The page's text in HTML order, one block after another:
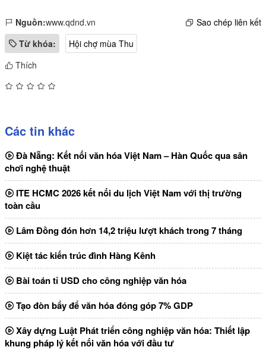
Nguồn:www.qdnd.vn
Sao chép liên kết
Từ khóa:
Hội chợ mùa Thu
Thích
Các tin khác
Đà Nẵng: Kết nối văn hóa Việt Nam – Hàn Quốc qua sân
chơi nghệ thuật
ITE HCMC 2026 kết nối du lịch Việt Nam với thị trường
toàn cầu
Lâm Đồng đón hơn 14,2 triệu lượt khách trong 7 tháng
Kiệt tác kiến trúc đình Hàng Kênh
Bài toán tỉ USD cho công nghiệp văn hóa
Tạo đòn bẩy để văn hóa đóng góp 7% GDP
Xây dựng Luật Phát triển công nghiệp văn hóa: Thiết lập
khung pháp lý kết nối văn hóa với đầu tư